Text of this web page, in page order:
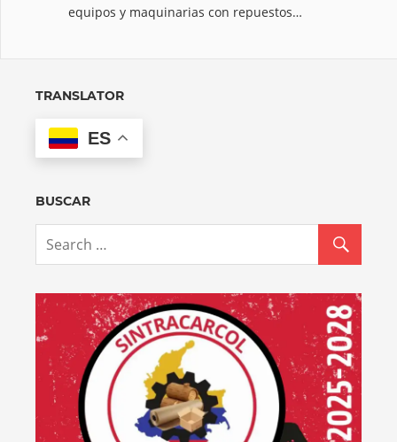
equipos y maquinarias con repuestos…
TRANSLATOR
ES
BUSCAR